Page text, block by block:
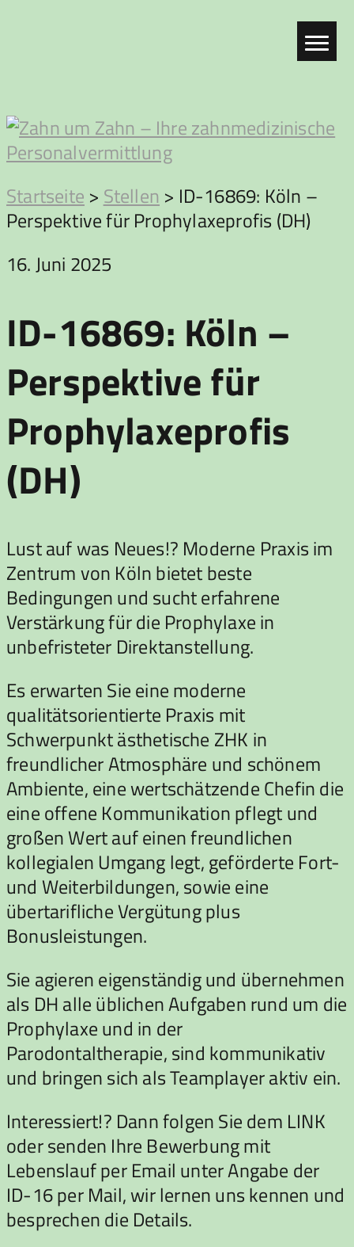
Zahn
um
Zahn
Startseite > Stellen > ID-16869: Köln –
Perspektive für Prophylaxeprofis (DH)
16. Juni 2025
ID-16869: Köln –
Perspektive für
Prophylaxeprofis
(DH)
Lust auf was Neues!? Moderne Praxis im
Zentrum von Köln bietet beste
Bedingungen und sucht erfahrene
Verstärkung für die Prophylaxe in
unbefristeter Direktanstellung.
Es erwarten Sie eine moderne
qualitätsorientierte Praxis mit
Schwerpunkt ästhetische ZHK in
freundlicher Atmosphäre und schönem
Ambiente, eine wertschätzende Chefin die
eine offene Kommunikation pflegt und
großen Wert auf einen freundlichen
kollegialen Umgang legt, geförderte Fort-
und Weiterbildungen, sowie eine
übertarifliche Vergütung plus
Bonusleistungen.
Sie agieren eigenständig und übernehmen
als DH alle üblichen Aufgaben rund um die
Prophylaxe und in der
Parodontaltherapie, sind kommunikativ
und bringen sich als Teamplayer aktiv ein.
Interessiert!? Dann folgen Sie dem LINK
oder senden Ihre Bewerbung mit
Lebenslauf per Email unter Angabe der
ID-16 per Mail, wir lernen uns kennen und
besprechen die Details.